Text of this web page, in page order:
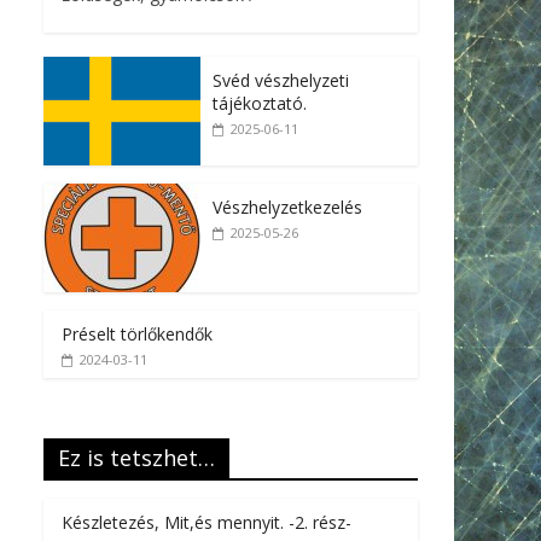
Svéd vészhelyzeti
tájékoztató.
2025-06-11
Vészhelyzetkezelés
2025-05-26
Préselt törlőkendők
2024-03-11
Ez is tetszhet…
Készletezés, Mit,és mennyit. -2. rész-